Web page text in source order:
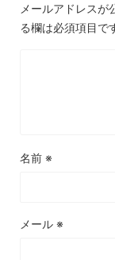
メールアドレスが
る欄は必須項目で
名前 ※
メール ※